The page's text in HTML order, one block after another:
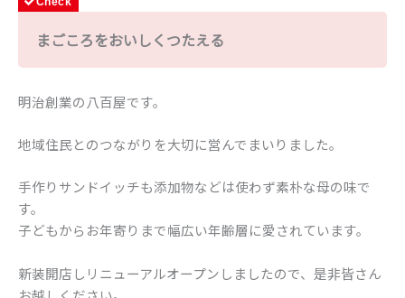
まごころをおいしくつたえる
明治創業の八百屋です。
地域住民とのつながりを大切に営んでまいりました。
手作りサンドイッチも添加物などは使わず素朴な母の味で
す。
子どもからお年寄りまで幅広い年齢層に愛されています。
新装開店しリニューアルオープンしましたので、是非皆さん